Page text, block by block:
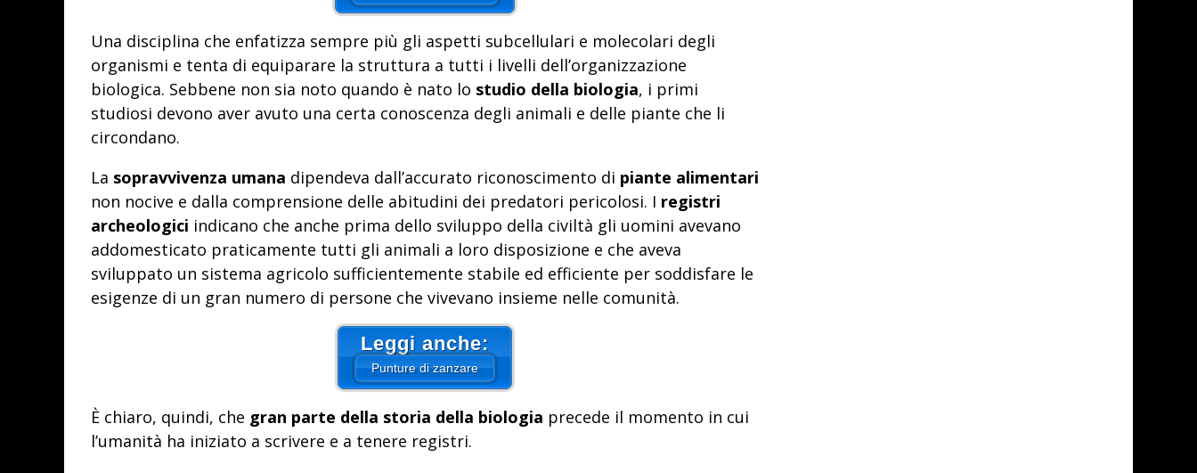
Una disciplina che enfatizza sempre più gli aspetti subcellulari e molecolari degli
organismi e tenta di equiparare la struttura a tutti i livelli dell’organizzazione
biologica. Sebbene non sia noto quando è nato lo studio della biologia, i primi
studiosi devono aver avuto una certa conoscenza degli animali e delle piante che li
circondano.
La sopravvivenza umana dipendeva dall’accurato riconoscimento di piante alimentari
non nocive e dalla comprensione delle abitudini dei predatori pericolosi. I registri
archeologici indicano che anche prima dello sviluppo della civiltà gli uomini avevano
addomesticato praticamente tutti gli animali a loro disposizione e che aveva
sviluppato un sistema agricolo sufficientemente stabile ed efficiente per soddisfare le
esigenze di un gran numero di persone che vivevano insieme nelle comunità.
Leggi anche:
Punture di zanzare
È chiaro, quindi, che gran parte della storia della biologia precede il momento in cui
l’umanità ha iniziato a scrivere e a tenere registri.